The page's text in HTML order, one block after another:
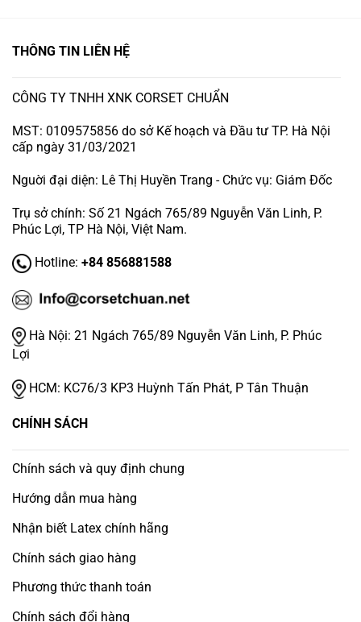
THÔNG TIN LIÊN HỆ
CÔNG TY TNHH XNK CORSET CHUẨN
MST: 0109575856 do sở Kế hoạch và Đầu tư TP. Hà Nội
cấp ngày 31/03/2021
Nguời đại diện: Lê Thị Huyền Trang - Chức vụ: Giám Đốc
Trụ sở chính: Số 21 Ngách 765/89 Nguyễn Văn Linh, P.
Phúc Lợi, TP Hà Nội, Việt Nam.
Hotline: +84 856881588
Hà Nội: 21 Ngách 765/89 Nguyễn Văn Linh, P. Phúc
Lợi
HCM: KC76/3 KP3 Huỳnh Tấn Phát, P Tân Thuận
CHÍNH SÁCH
Chính sách và quy định chung
Hướng dẫn mua hàng
Nhận biết Latex chính hãng
Chính sách giao hàng
Phương thức thanh toán
Chính sách đổi hàng